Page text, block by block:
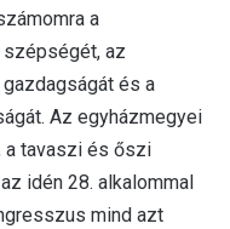
a
az
és a
Az egyházmegyei
a tavaszi és őszi
idén 28. alkalommal
mind azt